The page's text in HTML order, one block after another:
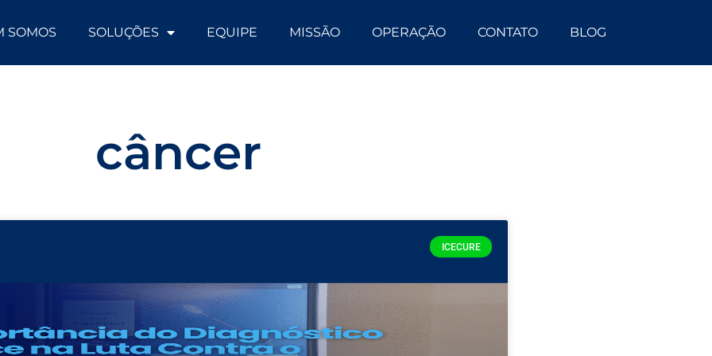
SOMOS SOLUÇÕES EQUIPE MISSÃO OPERAÇÃO CONTATO BLOG
câncer
ICECURE